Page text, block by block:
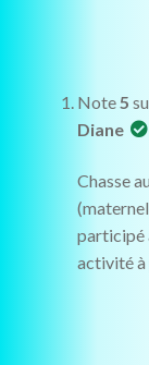
Note5
Diane
Chasse
participé
activité à